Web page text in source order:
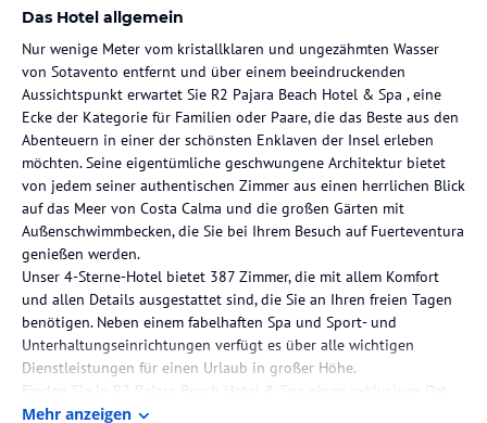
Das Hotel allgemein
Nur wenige Meter vom kristallklaren und ungezähmten Wasser
von Sotavento entfernt und über einem beeindruckenden
Aussichtspunkt erwartet Sie R2 Pajara Beach Hotel & Spa , eine
Ecke der Kategorie für Familien oder Paare, die das Beste aus den
Abenteuern in einer der schönsten Enklaven der Insel erleben
möchten. Seine eigentümliche geschwungene Architektur bietet
von jedem seiner authentischen Zimmer aus einen herrlichen Blick
auf das Meer von Costa Calma und die großen Gärten mit
Außenschwimmbecken, die Sie bei Ihrem Besuch auf Fuerteventura
genießen werden.
Unser 4-Sterne-Hotel bietet 387 Zimmer, die mit allem Komfort
und allen Details ausgestattet sind, die Sie an Ihren freien Tagen
benötigen. Neben einem fabelhaften Spa und Sport- und
Unterhaltungseinrichtungen verfügt es über alle wichtigen
Dienstleistungen für einen Urlaub in großer Höhe.
Finden Sie in R2 Pajara Beach Hotel & Spa einen exklusiven Ort
auf einer Insel mit einzigartigem Charme.
Mehr anzeigen